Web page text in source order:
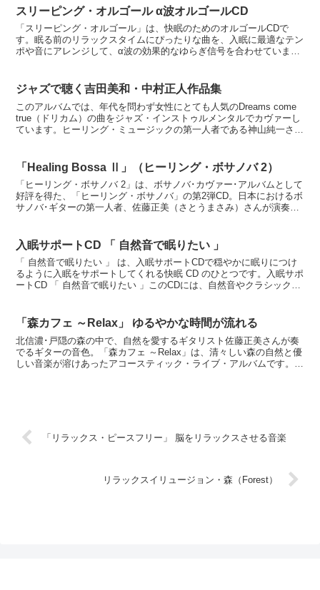
スリーピング・オルゴール α波オルゴールCD
「スリーピング・オルゴール」は、快眠のためのオルゴールCDで
す。眠る前のリラックスタイムにぴったりな曲を、入眠に最適なテン
ポや音にアレンジして、α波の効果的なゆらぎ信号を合わせていま
ジャズで聴く吉田美和・中村正人作品集
このアルバムでは、年代を問わず女性にとても人気のDreams come
true（ドリカム）の曲をジャズ・インストゥルメンタルでカヴァーし
ています。ヒーリング・ミュージックの第一人者である神山純一さん
「Healing Bossa Ⅱ」（ヒーリング・ボサノバ 2）
「ヒーリング・ボサノバ 2」は、ボサノバ･カヴァー･アルバムとして
好評を得た、「ヒーリング・ボサノバ」の第2弾CD。日本におけるボ
サノバ･ギターの第一人者、佐藤正美（さとうまさみ）さんが演奏す
入眠サポートCD 「 自然音で眠りたい 」
「 自然音で眠りたい 」 は、入眠サポートCDで穏やかに眠りにつけ
るように入眠をサポートしてくれる快眠 CD のひとつです。入眠サポ
ートCD 「 自然音で眠りたい 」このCDには、自然音やクラシック音
「森カフェ ～Relax」 ゆるやかな時間が流れる
北信濃･戸隠の森の中で、自然を愛するギタリスト佐藤正美さんが奏
でるギターの音色。「森カフェ ～Relax」は、清々しい森の自然と優
しい音楽が溶けあったアコースティック・ライブ・アルバムです。木
「リラックス・ピースフリー」 脳をリラックスさせる音楽
リラックスイリュージョン・森（Forest）